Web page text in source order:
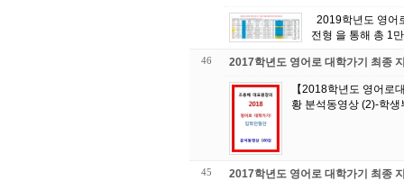
전형 을 통해 총 1
46 2017학년도 영어로 대학가기 최종
【2018학년도 영어로
45 2017학년도 영어로 대학가기 최종